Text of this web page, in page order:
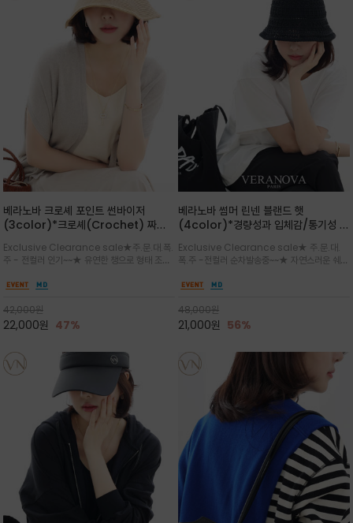
베라노바 크로셰 포인트 썬바이저
(3color)*크로셰(Crochet) 짜임
미닌한 무드를 연출/벨크로 타입이라 휴
대도 간편
Exclusive Clearance sale★주.문.대.폭.
주 - 전컬러 인기~~★ 유연한 챙으로 형태 조절
말아 휴대하기 좋고, 챙의 모양을 살짝 바꿀 수 있
용성을 모두 갖춘 아이템
42,000원
22,000원 47%
베라노바 썸머 린넨 블랜드 햇
(4color)*경량성과 입체감/통기성 좋
쾌적하게 착용/ 뒷트임 있어서 헤어스타
일링에도 편하게 쓰실수 있습니다
Exclusive Clearance sale★ 주.문.대.
폭.주 -전컬러 순차발송중~~★ 자연스러운 쉐입
련된 포인트/베이직한 컬러 구성으로 어떤 스타
용도 높은 아이템
48,000원
21,000원 56%